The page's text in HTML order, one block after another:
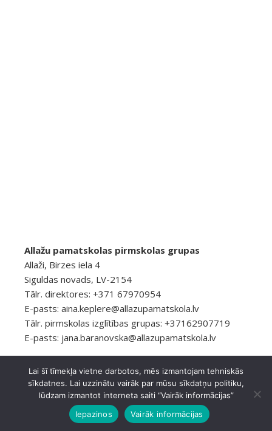
Allažu pamatskolas pirmskolas grupas
Allaži, Birzes iela 4
Siguldas novads, LV-2154
Tālr. direktores: +371 67970954
E-pasts: aina.keplere@allazupamatskola.lv
Tālr. pirmskolas izglītības grupas: +37162907719
E-pasts: jana.baranovska@allazupamatskola.lv
© 2026 Allažu pamatskolaPrivātuma politika
Ashe Tēma, koWP Royal
Lai šī tīmekļa vietne darbotos, mēs izmantojam tehniskās
sīkdatnes. Lai uzzinātu vairāk par mūsu sīkdatņu politiku,
lūdzam izmantot interneta saiti “Vairāk informācijas”
Iepazinos
Vairāk informācijas